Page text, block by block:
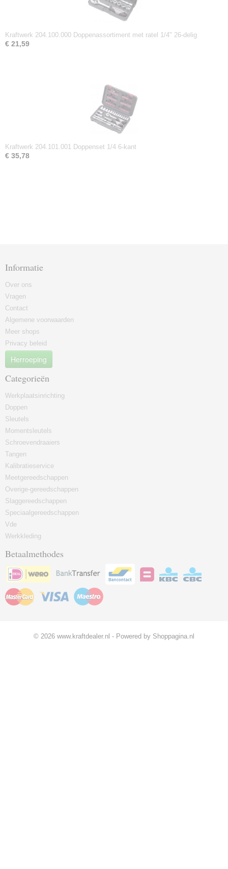
Kraftwerk 204.100.000 Doppenassortiment met ratel 1/4" 26-delig
€ 21,59
Kraftwerk 204.101.001 Doppenset 1/4 6-kant
€ 35,78
Informatie
Over ons
Vragen
Contact
Algemene voorwaarden
Meer shops
Privacy beleid
Herroeping
Categorieën
Werkplaatsinrichting
Doppen
Sleutels
Momentsleutels
Schroevendraaiers
Tangen
Kalibratieservice
Meetgereedschappen
Overige-gereedschappen
Slaggereedschappen
Speciaalgereedschappen
Vde
Werkkleding
Betaalmethodes
© 2026 www.kraftdealer.nl - Powered by Shoppagina.nl